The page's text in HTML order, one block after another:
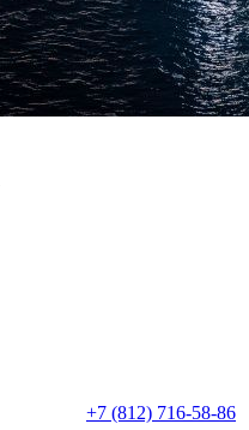
+7 (812) 716-58-86